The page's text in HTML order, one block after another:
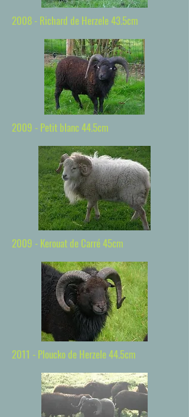
2008 - Richard de Herzele 43.5cm
2009 - Petit blanc 44.5cm
2009 - Kerouat de Carré 45cm
2011 - Ploucko de Herzele 44.5cm